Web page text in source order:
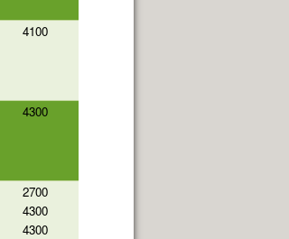
4100
4300
2700
4300
4300